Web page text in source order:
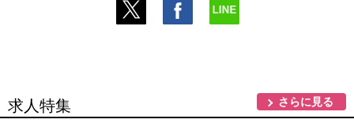
求人特集 さらに見る